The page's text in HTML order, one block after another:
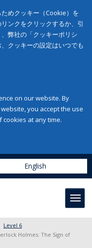
めクッキー（Cookie）を
ンクをクリックするか、引
弊社の「クッキーポリシ
クッキーの設定はいつでも
on our website. By
you accept the use
cookies at any time.
English
Level 6
Holmes: The Sign of